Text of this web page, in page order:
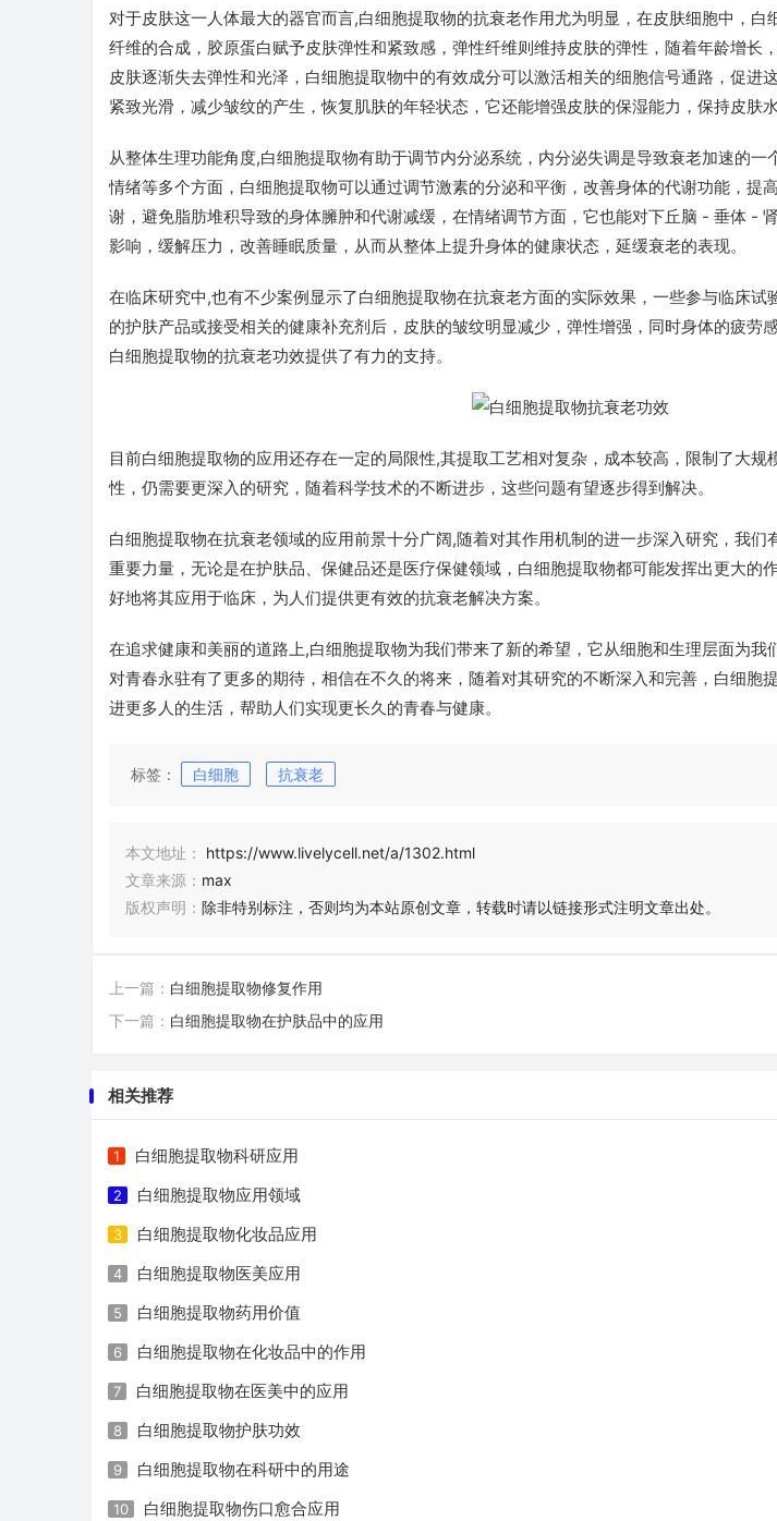
对于皮肤这一人体最大的器官而言,白细胞提取物的抗衰老作用尤为明显，在皮肤细胞中，白
纤维的合成，胶原蛋白赋予皮肤弹性和紧致感，弹性纤维则维持皮肤的弹性，随着年龄增长
皮肤逐渐失去弹性和光泽，白细胞提取物中的有效成分可以激活相关的细胞信号通路，促进
紧致光滑，减少皱纹的产生，恢复肌肤的年轻状态，它还能增强皮肤的保湿能力，保持皮肤
从整体生理功能角度,白细胞提取物有助于调节内分泌系统，内分泌失调是导致衰老加速的一
情绪等多个方面，白细胞提取物可以通过调节激素的分泌和平衡，改善身体的代谢功能，提
谢，避免脂肪堆积导致的身体臃肿和代谢减缓，在情绪调节方面，它也能对下丘脑 - 垂体 -
影响，缓解压力，改善睡眠质量，从而从整体上提升身体的健康状态，延缓衰老的表现。
在临床研究中,也有不少案例显示了白细胞提取物在抗衰老方面的实际效果，一些参与临床试
的护肤产品或接受相关的健康补充剂后，皮肤的皱纹明显减少，弹性增强，同时身体的疲劳
白细胞提取物的抗衰老功效提供了有力的支持。
目前白细胞提取物的应用还存在一定的局限性,其提取工艺相对复杂，成本较高，限制了大规
性，仍需要更深入的研究，随着科学技术的不断进步，这些问题有望逐步得到解决。
白细胞提取物在抗衰老领域的应用前景十分广阔,随着对其作用机制的进一步深入研究，我们
重要力量，无论是在护肤品、保健品还是医疗保健领域，白细胞提取物都可能发挥出更大的
好地将其应用于临床，为人们提供更有效的抗衰老解决方案。
在追求健康和美丽的道路上,白细胞提取物为我们带来了新的希望，它从细胞和生理层面为我
对青春永驻有了更多的期待，相信在不久的将来，随着对其研究的不断深入和完善，白细胞
进更多人的生活，帮助人们实现更长久的青春与健康。
标签： 白细胞 抗衰老
本文地址：
https://www.livelycell.net/a/1302.html
文章来源： max
版权声明： 除非特别标注，否则均为本站原创文章，转载时请以链接形式注明文章出处。
上一篇： 白细胞提取物修复作用
下一篇： 白细胞提取物在护肤品中的应用
相关推荐
1 白细胞提取物科研应用
2 白细胞提取物应用领域
3 白细胞提取物化妆品应用
4 白细胞提取物医美应用
5 白细胞提取物药用价值
6 白细胞提取物在化妆品中的作用
7 白细胞提取物在医美中的应用
8 白细胞提取物护肤功效
9 白细胞提取物在科研中的用途
10 白细胞提取物伤口愈合应用